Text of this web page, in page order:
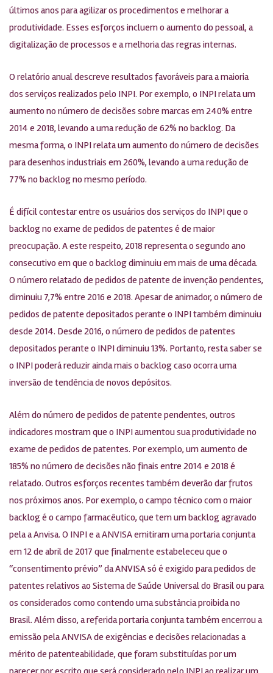
últimos anos para agilizar os procedimentos e melhorar a
produtividade. Esses esforços incluem o aumento do pessoal, a
digitalização de processos e a melhoria das regras internas.
O relatório anual descreve resultados favoráveis para a maioria
dos serviços realizados pelo INPI. Por exemplo, o INPI relata um
aumento no número de decisões sobre marcas em 240% entre
2014 e 2018, levando a uma redução de 62% no backlog. Da
mesma forma, o INPI relata um aumento do número de decisões
para desenhos industriais em 260%, levando a uma redução de
77% no backlog no mesmo período.
É difícil contestar entre os usuários dos serviços do INPI que o
backlog no exame de pedidos de patentes é de maior
preocupação. A este respeito, 2018 representa o segundo ano
consecutivo em que o backlog diminuiu em mais de uma década.
O número relatado de pedidos de patente de invenção pendentes,
diminuiu 7,7% entre 2016 e 2018. Apesar de animador, o número de
pedidos de patente depositados perante o INPI também diminuiu
desde 2014. Desde 2016, o número de pedidos de patentes
depositados perante o INPI diminuiu 13%. Portanto, resta saber se
o INPI poderá reduzir ainda mais o backlog caso ocorra uma
inversão de tendência de novos depósitos.
Além do número de pedidos de patente pendentes, outros
indicadores mostram que o INPI aumentou sua produtividade no
exame de pedidos de patentes. Por exemplo, um aumento de
185% no número de decisões não finais entre 2014 e 2018 é
relatado. Outros esforços recentes também deverão dar frutos
nos próximos anos. Por exemplo, o campo técnico com o maior
backlog é o campo farmacêutico, que tem um backlog agravado
pela a Anvisa. O INPI e a ANVISA emitiram uma portaria conjunta
em 12 de abril de 2017 que finalmente estabeleceu que o
“consentimento prévio” da ANVISA só é exigido para pedidos de
patentes relativos ao Sistema de Saúde Universal do Brasil ou para
os considerados como contendo uma substância proibida no
Brasil. Além disso, a referida portaria conjunta também encerrou a
emissão pela ANVISA de exigências e decisões relacionadas a
mérito de patenteabilidade, que foram substituídas por um